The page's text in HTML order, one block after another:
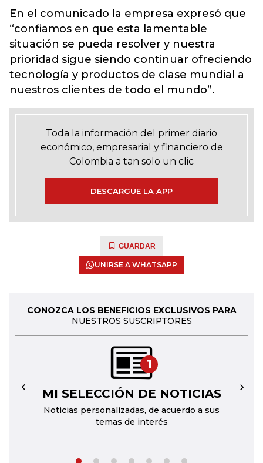
En el comunicado la empresa expresó que
“confiamos en que esta lamentable
situación se pueda resolver y nuestra
prioridad sigue siendo continuar ofreciendo
tecnología y productos de clase mundial a
nuestros clientes de todo el mundo”.
Toda la información del primer diario
económico, empresarial y financiero de
Colombia a tan solo un clic
DESCARGUE LA APP
GUARDAR
UNIRSE A WHATSAPP
CONOZCA LOS BENEFICIOS EXCLUSIVOS PARA
NUESTROS SUSCRIPTORES
1
MI SELECCIÓN DE NOTICIAS
Noticias personalizadas, de acuerdo a sus
temas de interés
← →